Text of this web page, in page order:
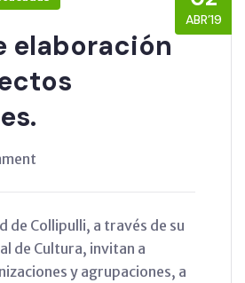
ABR’19
elaboración
de Collipulli, a través de su
de Cultura, invitan a
y agrupaciones, a